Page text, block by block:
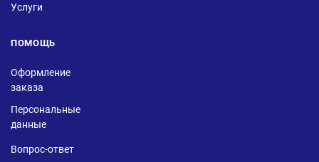
Услуги
ПОМОЩЬ
Оформление
заказа
Персональные
данные
Вопрос-ответ